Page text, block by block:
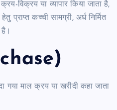
विक्रय या व्यापार किया जाता है,
कच्ची सामग्री, अर्ध निर्मित
गया माल क्रय या खरीदी कहा जाता